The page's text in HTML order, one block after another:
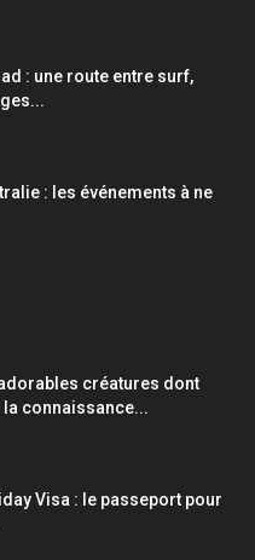
: une route entre surf,
: les événements à ne
créatures dont
connaissance...
Visa : le passeport pour